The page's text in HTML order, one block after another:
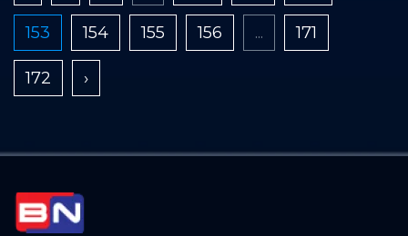
153 154 155 156 ... 171
172 ›